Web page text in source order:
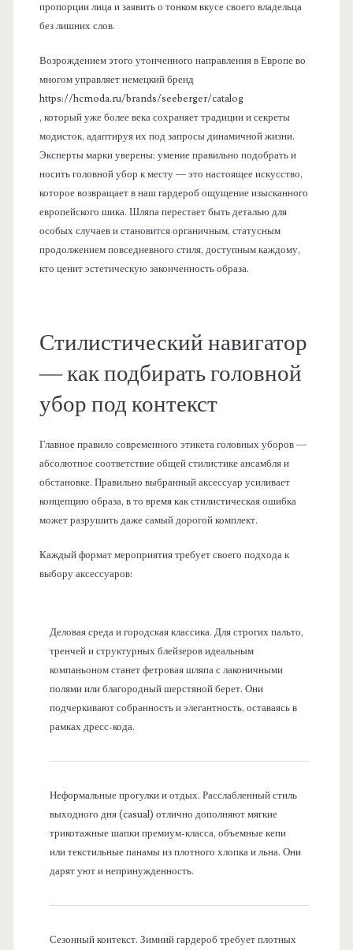
пропорции лица и заявить о тонком вкусе своего владельца
без лишних слов.
Возрождением этого утонченного направления в Европе во
многом управляет немецкий бренд
https://hcmoda.ru/brands/seeberger/catalog
, который уже более века сохраняет традиции и секреты
модисток, адаптируя их под запросы динамичной жизни.
Эксперты марки уверены: умение правильно подобрать и
носить головной убор к месту — это настоящее искусство,
которое возвращает в наш гардероб ощущение изысканного
европейского шика. Шляпа перестает быть деталью для
особых случаев и становится органичным, статусным
продолжением повседневного стиля, доступным каждому,
кто ценит эстетическую законченность образа.
Стилистический навигатор
— как подбирать головной
убор под контекст
Главное правило современного этикета головных уборов —
абсолютное соответствие общей стилистике ансамбля и
обстановке. Правильно выбранный аксессуар усиливает
концепцию образа, в то время как стилистическая ошибка
может разрушить даже самый дорогой комплект.
Каждый формат мероприятия требует своего подхода к
выбору аксессуаров:
Деловая среда и городская классика. Для строгих пальто,
тренчей и структурных блейзеров идеальным
компаньоном станет фетровая шляпа с лаконичными
полями или благородный шерстяной берет. Они
подчеркивают собранность и элегантность, оставаясь в
рамках дресс-кода.
Неформальные прогулки и отдых. Расслабленный стиль
выходного дня (casual) отлично дополняют мягкие
трикотажные шапки премиум-класса, объемные кепи
или текстильные панамы из плотного хлопка и льна. Они
дарят уют и непринужденность.
Сезонный контекст. Зимний гардероб требует плотных